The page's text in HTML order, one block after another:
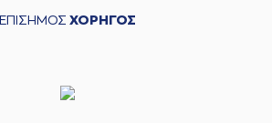
ΕΠΙΣΗΜΟΣ ΧΟΡΗΓΟΣ